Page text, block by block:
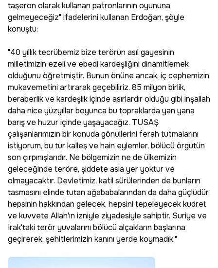
taşeron olarak kullanan patronlarının oyununa
gelmeyeceğiz" ifadelerini kullanan Erdoğan, şöyle
konuştu:
"40 yıllık tecrübemiz bize terörün asıl gayesinin
milletimizin ezeli ve ebedi kardeşliğini dinamitlemek
olduğunu öğretmiştir. Bunun önüne ancak, iç cephemizin
mukavemetini artırarak geçebiliriz. 85 milyon birlik,
beraberlik ve kardeşlik içinde asırlardır olduğu gibi inşallah
daha nice yüzyıllar boyunca bu topraklarda yan yana
barış ve huzur içinde yaşayacağız. TUSAŞ
çalışanlarımızın bir konuda gönüllerini ferah tutmalarını
istiyorum, bu tür kalleş ve hain eylemler, bölücü örgütün
son çırpınışlarıdır. Ne bölgemizin ne de ülkemizin
geleceğinde teröre, şiddete asla yer yoktur ve
olmayacaktır. Devletimiz, katil sürülerinden de bunların
tasmasını elinde tutan ağababalarından da daha güçlüdür,
hepsinin hakkından gelecek, hepsini tepeleyecek kudret
ve kuvvete Allah'ın izniyle ziyadesiyle sahiptir. Suriye ve
Irak'taki terör yuvalarını bölücü alçakların başlarına
geçirerek, şehitlerimizin kanını yerde koymadık."